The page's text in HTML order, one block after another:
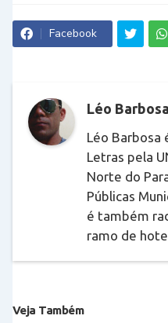
Facebook
Léo Barbosa
Léo Barbosa
Letras pela
Norte do
Públicas
é também
ramo de
Veja Também